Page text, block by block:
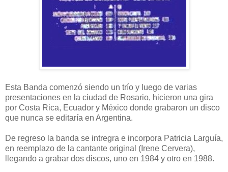
Esta Banda comenzó siendo un trío y luego de varias
presentaciones en la ciudad de Rosario, hicieron una gira
por Costa Rica, Ecuador y México donde grabaron un disco
que nunca se editaría en Argentina.
De regreso la banda se intregra e incorpora Patricia Larguía,
en reemplazo de la cantante original (Irene Cervera),
llegando a grabar dos discos, uno en 1984 y otro en 1988.